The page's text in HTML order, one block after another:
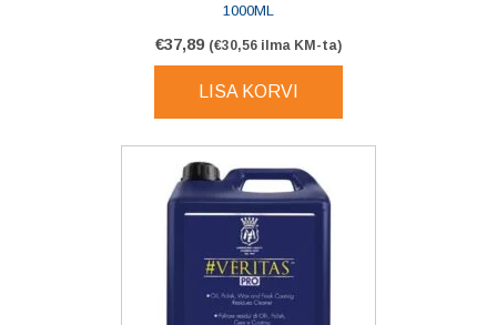
1000ML
€37,89 (€30,56 ilma KM-ta)
LISA KORVI